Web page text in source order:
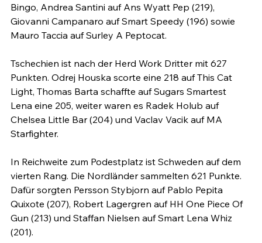
Bingo, Andrea Santini auf Ans Wyatt Pep (219),
Giovanni Campanaro auf Smart Speedy (196) sowie
Mauro Taccia auf Surley A Peptocat.
Tschechien ist nach der Herd Work Dritter mit 627
Punkten. Odrej Houska scorte eine 218 auf This Cat
Light, Thomas Barta schaffte auf Sugars Smartest
Lena eine 205, weiter waren es Radek Holub auf
Chelsea Little Bar (204) und Vaclav Vacik auf MA
Starfighter.
In Reichweite zum Podestplatz ist Schweden auf dem
vierten Rang. Die Nordländer sammelten 621 Punkte.
Dafür sorgten Persson Stybjorn auf Pablo Pepita
Quixote (207), Robert Lagergren auf HH One Piece Of
Gun (213) und Staffan Nielsen auf Smart Lena Whiz
(201).